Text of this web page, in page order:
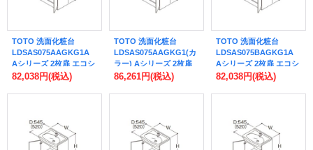
TOTO 洗面化粧台
LDSAS075AAGKG1A
Aシリーズ 2枚扉 エコシ
ングル混合水栓(一般
750mm 洗面ボウル高さ
82,038円(税込)
TOTO 洗面化粧台
LDSAS075AAGKG1(カ
ラー) Aシリーズ 2枚扉
エコシングル混合水栓
口750mm 洗面ボウル高
86,261円(税込)
TOTO 洗面化粧台
LDSAS075BAGKG1A
Aシリーズ 2枚扉 エコシ
ングル混合水栓(一般
750mm 洗面ボウル高さ
82,038円(税込)